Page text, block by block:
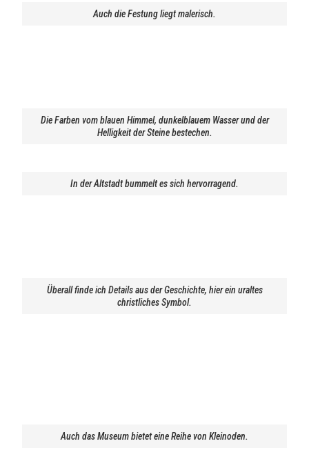
Auch die Festung liegt malerisch.
Die Farben vom blauen Himmel, dunkelblauem Wasser und der
Helligkeit der Steine bestechen.
In der Altstadt bummelt es sich hervorragend.
Überall finde ich Details aus der Geschichte, hier ein uraltes
christliches Symbol.
Auch das Museum bietet eine Reihe von Kleinoden.